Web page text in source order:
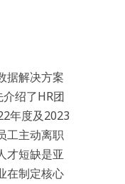
据解决方案
绍了HR团
年度及2023
工主动离职
才短缺是亚
在制定核心